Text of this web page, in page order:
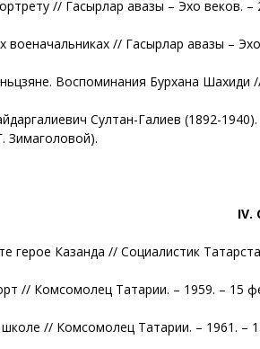
// Гасырлар авазы – Эхо веков.
военачальниках // Гасырлар авазы –
Воспоминания Бурхана
Султан-Галиев (1892-
Зимаголовой).
IV.
герое Казанда // Социалистик
// Комсомолец Татарии. – 1959. – 15
// Комсомолец Татарии. – 1961. –